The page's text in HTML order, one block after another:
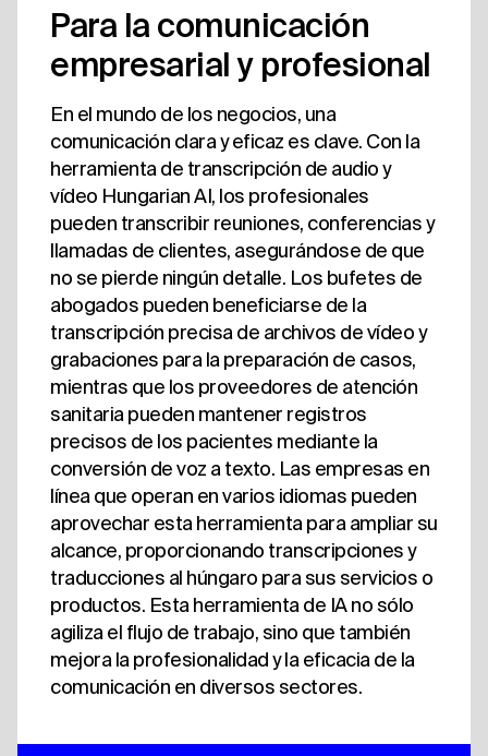
Para la comunicación
empresarial y profesional
En el mundo de los negocios, una
comunicación clara y eficaz es clave. Con la
herramienta de transcripción de audio y
vídeo Hungarian AI, los profesionales
pueden transcribir reuniones, conferencias y
llamadas de clientes, asegurándose de que
no se pierde ningún detalle. Los bufetes de
abogados pueden beneficiarse de la
transcripción precisa de archivos de vídeo y
grabaciones para la preparación de casos,
mientras que los proveedores de atención
sanitaria pueden mantener registros
precisos de los pacientes mediante la
conversión de voz a texto. Las empresas en
línea que operan en varios idiomas pueden
aprovechar esta herramienta para ampliar su
alcance, proporcionando transcripciones y
traducciones al húngaro para sus servicios o
productos. Esta herramienta de IA no sólo
agiliza el flujo de trabajo, sino que también
mejora la profesionalidad y la eficacia de la
comunicación en diversos sectores.